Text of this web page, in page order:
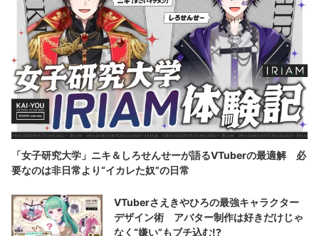
「女子研究大学」ニキ＆しろせんせーが語るVTuberの最適解 必
要なのは非日常より“イカレた奴”の日常
VTuberさえきやひろの最強キャラクター
デザイン術 アバター制作は好きだけじゃ
なく“嫌い”もブチ込む!?